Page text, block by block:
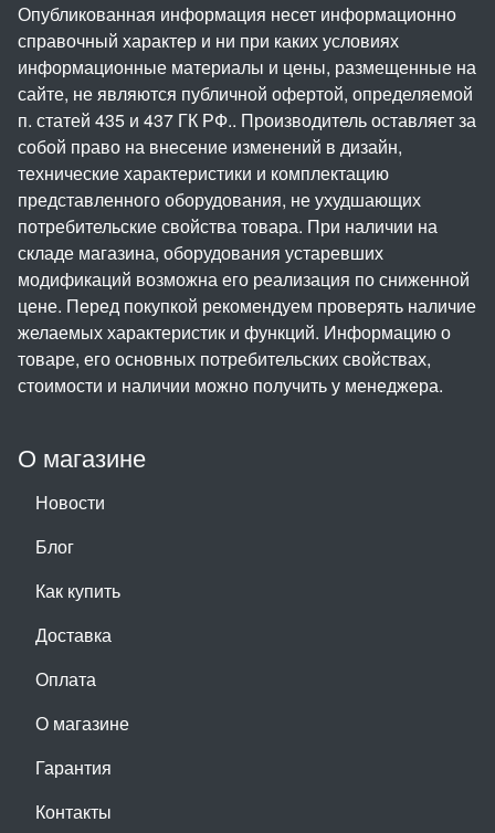
О магазине
Новости
Блог
Как купить
Доставка
Оплата
О магазине
Гарантия
Контакты
Опубликованная информация несет информационно
справочный характер и ни при каких условиях
информационные материалы и цены, размещенные на
сайте, не являются публичной офертой, определяемой
п. статей 435 и 437 ГК РФ.. Производитель оставляет за
собой право на внесение изменений в дизайн,
технические характеристики и комплектацию
представленного оборудования, не ухудшающих
потребительские свойства товара. При наличии на
складе магазина, оборудования устаревших
модификаций возможна его реализация по сниженной
цене. Перед покупкой рекомендуем проверять наличие
желаемых характеристик и функций. Информацию о
товаре, его основных потребительских свойствах,
стоимости и наличии можно получить у менеджера.